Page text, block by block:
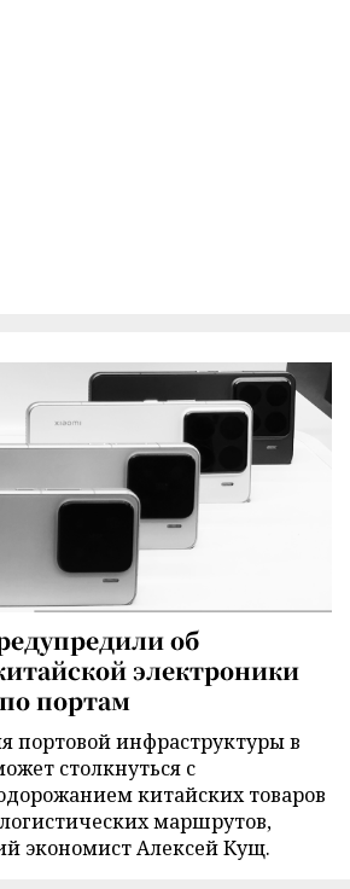
об
электроники
портам
портовой инфраструктуры в
столкнуться с
китайских товаров
маршрутов,
экономист Алексей Кущ.